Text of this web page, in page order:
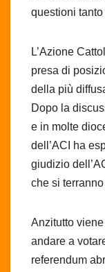
questioni
L’Azione
presa di
della più
Dopo la
e in molte
dell’ACI ha
giudizio
che si
Anzitutto
andare a
referendum